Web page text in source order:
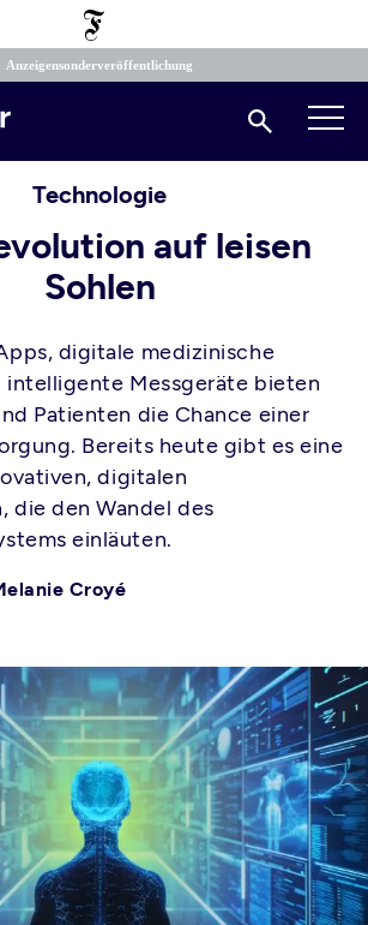
Anzeigensonderveröffentlichung
Technologie
auf leisen
Sohlen
digitale medizinische
Messgeräte bieten
Patienten die Chance einer
Bereits heute gibt es eine
digitalen
die den Wandel des
einläuten.
Croyé